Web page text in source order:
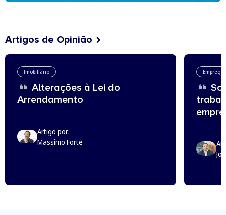
Artigos de Opinião
Imobiliário
Alterações à Lei do
Arrendamento
Artigo por:
Massimo Forte
Emprego